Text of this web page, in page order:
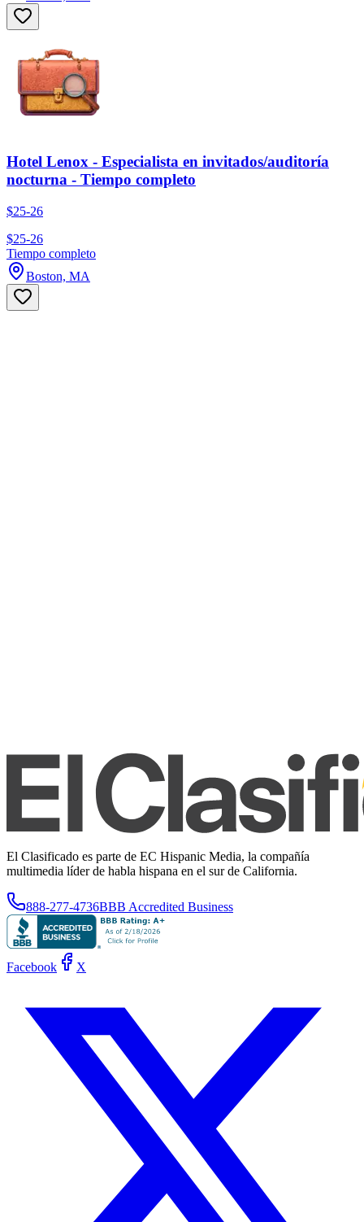
Hotel Lenox - Especialista en invitados/auditoría
nocturna - Tiempo completo
$25-26
$25-26
Tiempo completo
Boston, MA
El Clasificado es parte de EC Hispanic Media, la compañía
multimedia líder de habla hispana en el sur de California.
888-277-4736BBB Accredited Business
Facebook X